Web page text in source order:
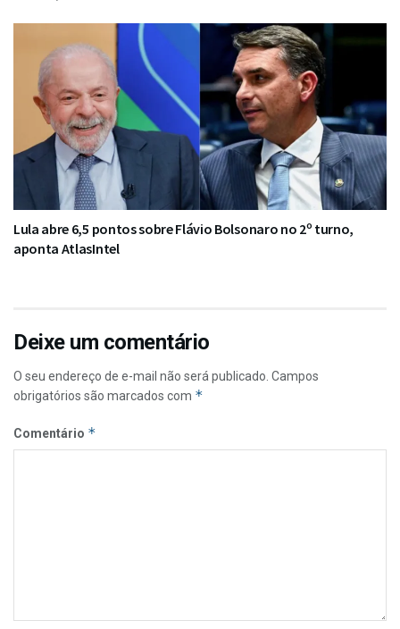
Lula abre 6,5 pontos sobre Flávio Bolsonaro no 2º turno,
aponta AtlasIntel
Deixe um comentário
O seu endereço de e-mail não será publicado. Campos
obrigatórios são marcados com *
Comentário *